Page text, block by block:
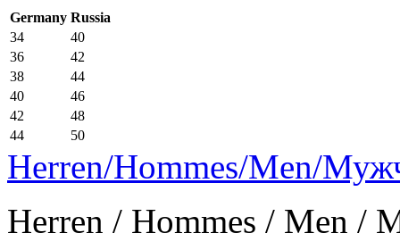
Germany Russia
34
40
36
42
38
44
40
46
42
48
44
50
Herren/Hommes/Men/
Herren / Hommes / Men /